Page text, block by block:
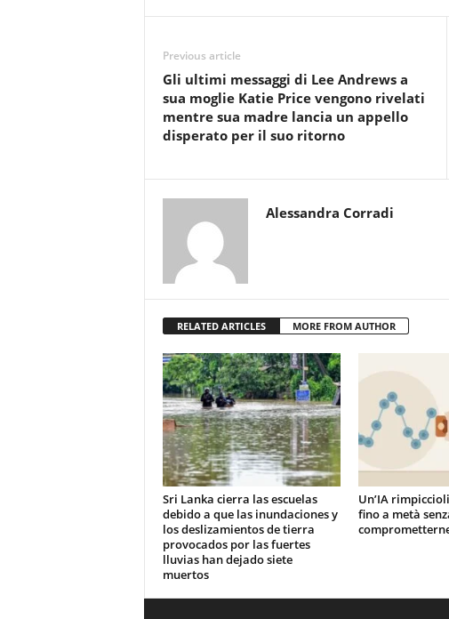
Previous article
Gli ultimi messaggi di Lee Andrews a
sua moglie Katie Price vengono rivelati
mentre sua madre lancia un appello
disperato per il suo ritorno
Alessandra Corradi
RELATED ARTICLES MORE FROM AUTHOR
Sri Lanka cierra las escuelas
debido a que las inundaciones y
los deslizamientos de tierra
provocados por las fuertes
lluvias han dejado siete
muertos
Un’IA
fino a metà